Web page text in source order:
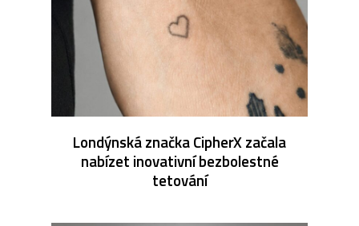
Londýnská značka CipherX začala
nabízet inovativní bezbolestné
tetování